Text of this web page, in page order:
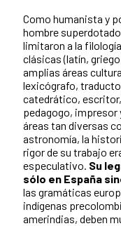
Como humanista y
hombre
limitaron a la
clásicas (latín,
amplias áreas
lexicógrafo,
catedrático,
pedagogo,
áreas tan diversas
astronomía, la
rigor de su trabajo
especulativo. Su
sólo en España
las gramáticas
indígenas
amerindias, deben